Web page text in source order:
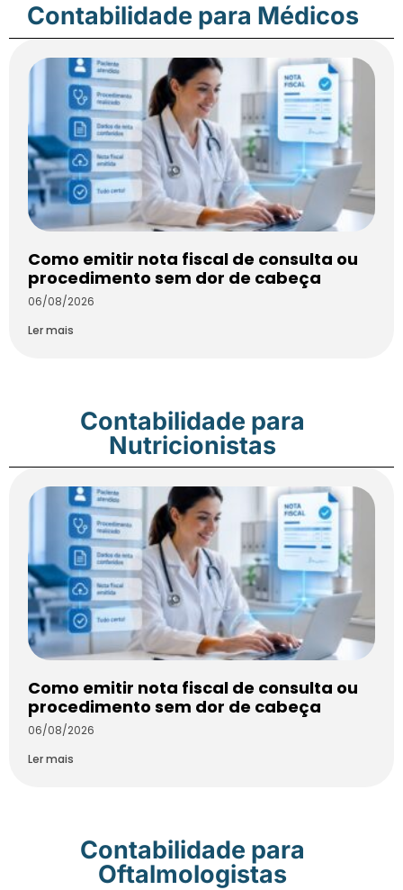
Contabilidade para Médicos
Como emitir nota fiscal de consulta ou
procedimento sem dor de cabeça
06/08/2026
Ler mais
Contabilidade para
Nutricionistas
Como emitir nota fiscal de consulta ou
procedimento sem dor de cabeça
06/08/2026
Ler mais
Contabilidade para
Oftalmologistas